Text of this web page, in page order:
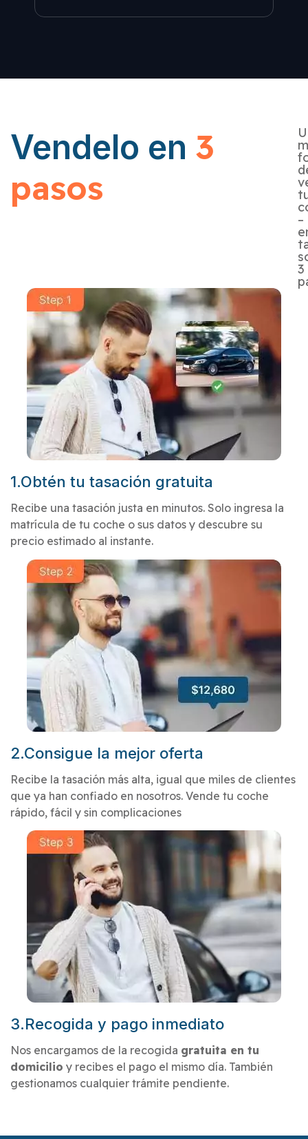
Vendelo en 3
pasos
–
3
1.Obtén tu tasación gratuita
Recibe una tasación justa en minutos. Solo ingresa la
matrícula de tu coche o sus datos y descubre su
precio estimado al instante.
2.Consigue la mejor oferta
Recibe la tasación más alta, igual que miles de clientes
que ya han confiado en nosotros. Vende tu coche
rápido, fácil y sin complicaciones
3.Recogida y pago inmediato
Nos encargamos de la recogida gratuita en tu
domicilio y recibes el pago el mismo día. También
gestionamos cualquier trámite pendiente.